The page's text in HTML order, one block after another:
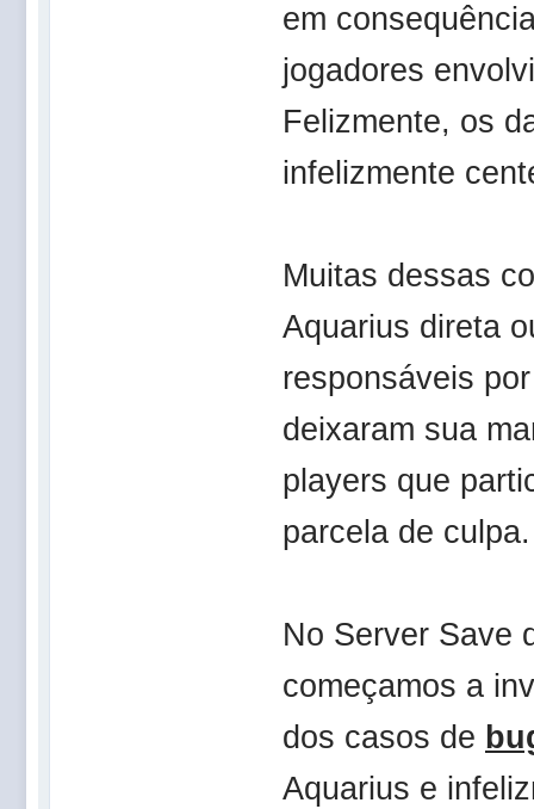
em
jogadores
Felizmente, os
infelizmente
Muitas dessas
Aquarius direta
responsáveis
deixaram sua
players que
parcela de culpa.
No Server Save
começamos a
dos casos de
Aquarius e